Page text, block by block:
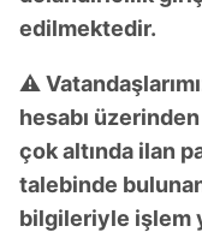
ilgili mevzuata uygun
edilmektedir.
⚠️
hesabı
çok altında ilan
talebinde
bilgileriyle işlem